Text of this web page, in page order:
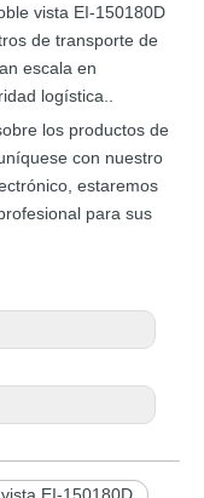
vista EI-150180D
de transporte de
escala en
logística.
los productos de
con nuestro
estaremos
para sus
EI-150180D